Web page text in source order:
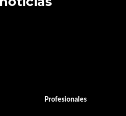
Profesionales